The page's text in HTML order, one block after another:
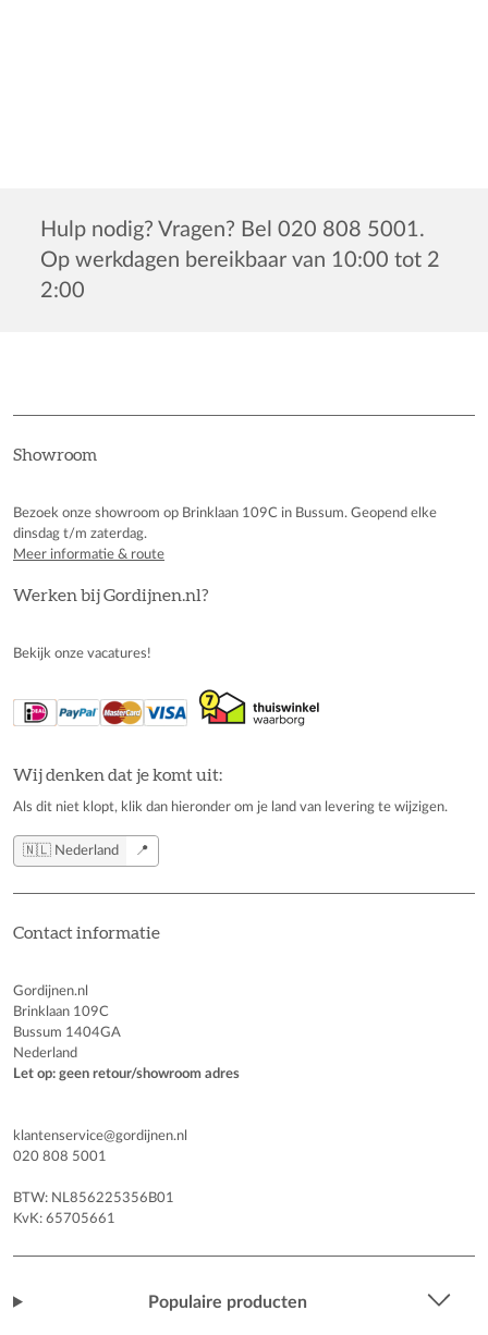
Hulp nodig? Vragen? Bel 020 808 5001.
Op werkdagen bereikbaar van 10:00 tot 2
2:00
Showroom
Bezoek onze showroom op Brinklaan 109C in Bussum. Geopend elke
dinsdag t/m zaterdag.
Meer informatie & route
Werken bij Gordijnen.nl?
Bekijk onze vacatures!
Wij denken dat je komt uit:
Als dit niet klopt, klik dan hieronder om je land van levering te wijzigen.
🇳🇱 Nederland 📍
Contact informatie
Gordijnen.nl
Brinklaan 109C
Bussum 1404GA
Nederland
Let op: geen retour/showroom adres
klantenservice@gordijnen.nl
020 808 5001
BTW: NL856225356B01
KvK: 65705661
Populaire producten